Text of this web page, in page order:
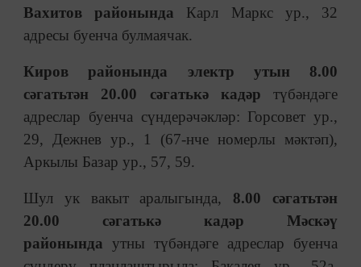
Вахитов районында Карл Маркс ур., 32
адресы буенча булмаячак.
Киров районында электр утын 8.00
сәгатьтән 20.00 сәгатькә кадәр түбәндәге
адреслар буенча сүндерәчәкләр: Горсовет ур.,
29, Дежнев ур., 1 (67-нче номерлы мәктәп),
Аркылы Базар ур., 57, 59.
Шул ук вакыт аралыгында, 8.00 сәгатьтән
20.00 сәгатькә кадәр Мәскәү
районында утны түбәндәге адреслар буенча